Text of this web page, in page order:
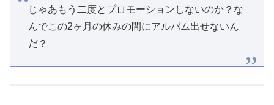
じゃあもう二度とプロモーションしないのか？な
んでこの2ヶ月の休みの間にアルバム出せないん
だ？